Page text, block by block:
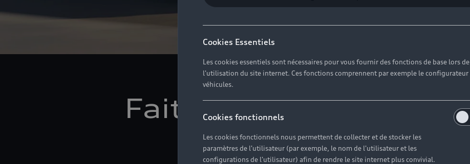
Faites le choix de la
avec Audi
Cookies Essentiels
Les cookies essentiels sont nécessaires pour vous fournir des fonctions de base lors de
l'utilisation du site internet. Ces fonctions comprennent par exemple le configurateur
véhicules.
Cookies fonctionnels
Les cookies fonctionnels nous permettent de collecter et de stocker les
paramètres de l'utilisateur (par exemple, le nom de l'utilisateur et les
configurations de l'utilisateur) afin de rendre le site internet plus convivial.